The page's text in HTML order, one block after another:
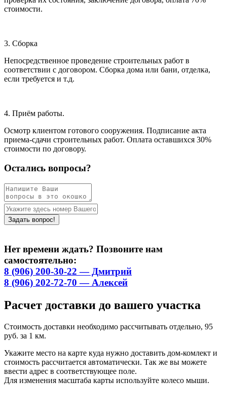
стоимости.
3. Сборка
Непосредственное проведение строительных работ в
соответствии с договором. Сборка дома или бани, отделка,
если требуется и т.д.
4. Приём работы.
Осмотр клиентом готового сооружения. Подписание акта
приема-сдачи строительных работ. Оплата оставшихся 30%
стоимости по договору.
Остались вопросы?
Нет времени ждать? Позвоните нам
самостоятельно:
8 (906) 200-30-22 — Дмитрий
8 (906) 202-72-70 — Алексей
Расчет доставки до вашего участка
Стоимость доставки необходимо рассчитывать отдельно, 95
руб. за 1 км.
Укажите место на карте куда нужно доставить дом-комлект и
стоимость рассчитается автоматически. Так же вы можете
ввести адрес в соответствующее поле.
Для изменения масштаба карты используйте колесо мыши.